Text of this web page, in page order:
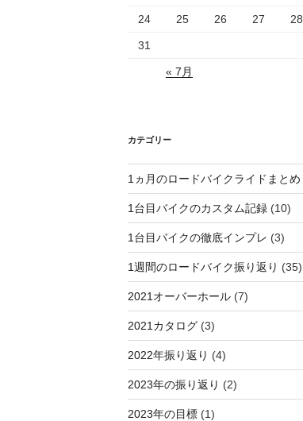
24 25 26 27 28
31
« 7月
カテゴリー
1ヵ月のロードバイクライドまとめ
1台目バイクのカスタム記録(10)
1台目バイクの徹底インプレ (3)
1週間のロードバイク振り返り (35)
2021オーバーホール(7)
2021カタログ(3)
2022年振り返り (4)
2023年の振り返り (2)
2023年の目標(1)